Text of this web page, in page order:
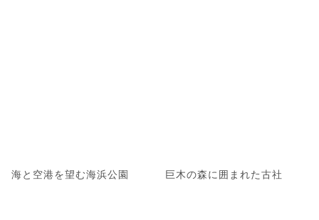
海と空港を望む海浜公園 巨木の森に囲まれた古社